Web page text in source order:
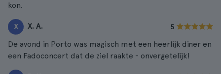
kon.
X X. A. 5
De avond in Porto was magisch met een heerlijk diner en
een Fadoconcert dat de ziel raakte - onvergetelijk!